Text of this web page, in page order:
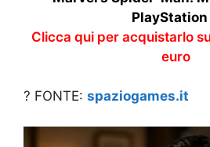
PlayStation
Clicca qui per acquistarlo
euro
? FONTE: spaziogames.it